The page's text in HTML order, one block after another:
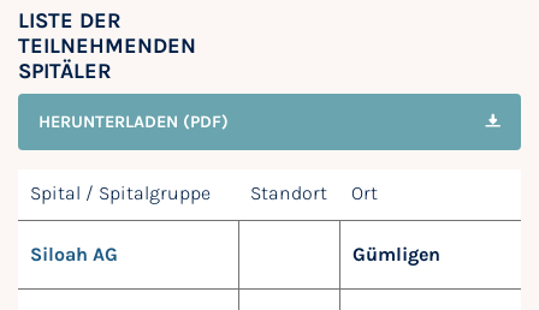
LISTE DER
TEILNEHMENDEN
SPITÄLER
HERUNTERLADEN (PDF)
Spital / Spitalgruppe Standort Ort
Siloah AG Gümligen